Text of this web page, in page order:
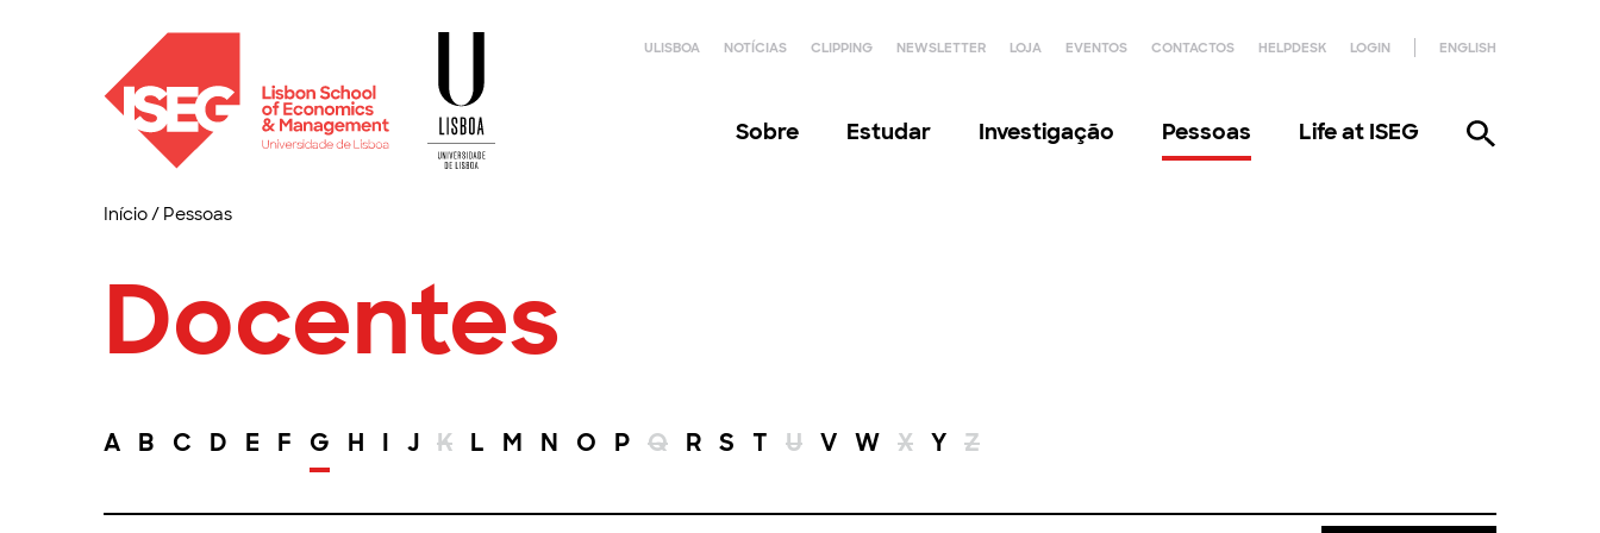
ULISBOA NOTÍCIAS CLIPPING NEWSLETTER LOJA EVENTOS CONTACTOS HELPDESK LOGIN ENGLISH
Sobre Estudar Investigação Pessoas Life at ISEG
Início/ Pessoas
Docentes
A B C D E F G H I J K L M N O P Q R S T U V W X Y Z